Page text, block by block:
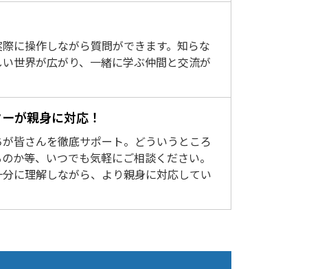
に操作しながら質問ができます。知らな
世界が広がり、一緒に学ぶ仲間と交流が
が親身に対応！
皆さんを徹底サポート。どういうところ
か等、いつでも気軽にご相談ください。
に理解しながら、より親身に対応してい